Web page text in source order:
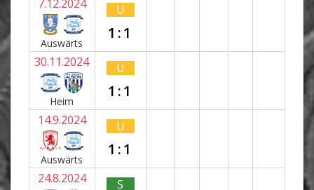
7.12.2024
Auswärts
U
1:1
30.11.2024
Heim
U
1:1
14.9.2024
Auswärts
U
1:1
24.8.2024 S